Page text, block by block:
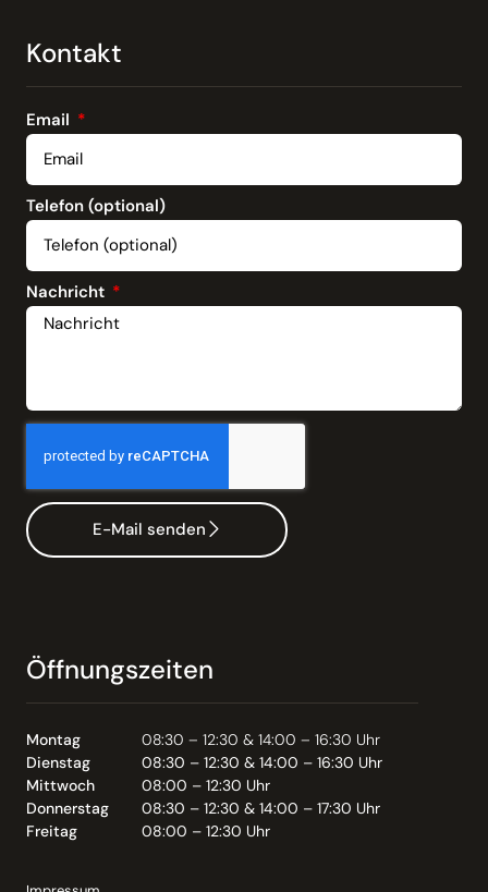
Kontakt
Email
Telefon (optional)
Nachricht
E-Mail senden
Öffnungszeiten
Montag
08:30 – 12:30 & 14:00 – 16:30 Uhr
Dienstag
08:30 – 12:30 & 14:00 – 16:30 Uhr
Mittwoch
08:00 – 12:30 Uhr
Donnerstag
08:30 – 12:30 & 14:00 – 17:30 Uhr
Freitag
08:00 – 12:30 Uhr